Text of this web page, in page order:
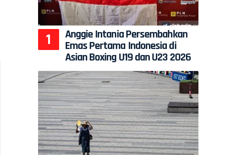
Anggie Intania Persembahkan
Emas Pertama Indonesia di
Asian Boxing U19 dan U23 2026